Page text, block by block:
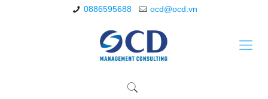
0886595688 ocd@ocd.vn